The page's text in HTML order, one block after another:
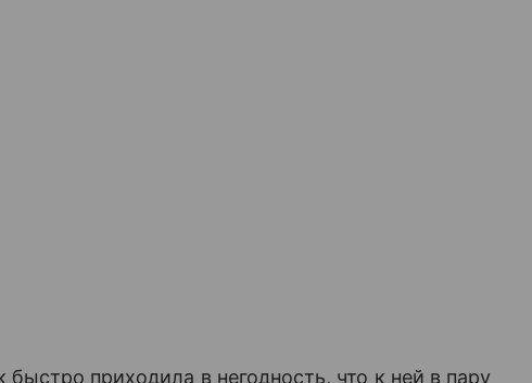
быстро приходила в негодность, что к ней в пару